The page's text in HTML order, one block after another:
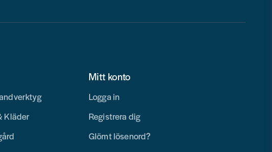
Kläder
Mitt konto
Logga in
Registrera dig
Glömt lösenord?